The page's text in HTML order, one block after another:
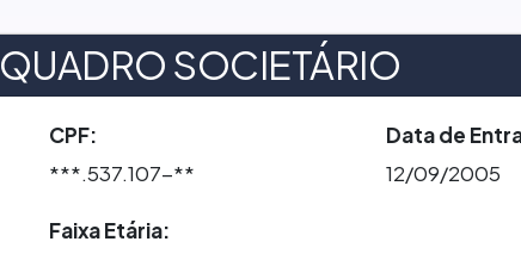
QUADRO SOCIETÁRIO
CPF:
***.537.107-**
Data de
12/09/2005
Faixa Etária: